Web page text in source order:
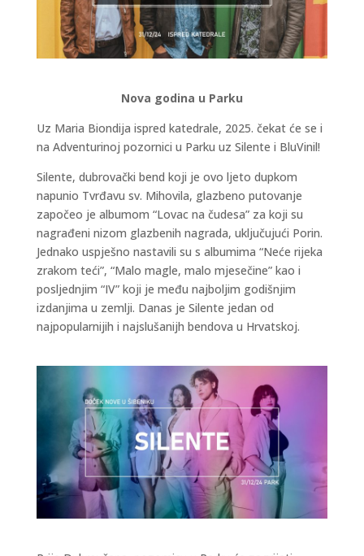
Nova godina u Parku
Uz Maria Biondija ispred katedrale, 2025. čekat će se i
na Adventurinoj pozornici u Parku uz Silente i BluVinil!
Silente, dubrovački bend koji je ovo ljeto dupkom
napunio Tvrđavu sv. Mihovila, glazbeno putovanje
započeo je albumom “Lovac na čudesa” za koji su
nagrađeni nizom glazbenih nagrada, uključujući Porin.
Jednako uspješno nastavili su s albumima “Neće rijeka
zrakom teći”, “Malo magle, malo mjesečine” kao i
posljednjim “IV” koji je među najboljim godišnjim
izdanjima u zemlji. Danas je Silente jedan od
najpopularnijih i najslušanijh bendova u Hrvatskoj.